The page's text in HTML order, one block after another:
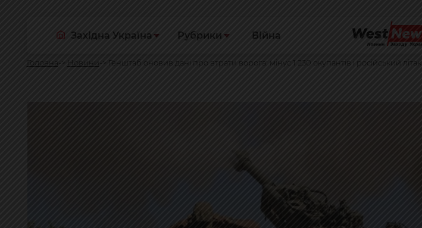
Західна Україна Рубрики Війна
Головна Новини Генштаб оновив дані про втрати ворога: мінус 1 230 окупантів і російський літак